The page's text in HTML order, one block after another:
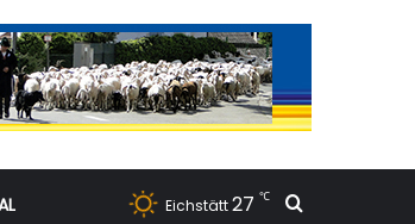
Eichstätt27 ℃ Suchen